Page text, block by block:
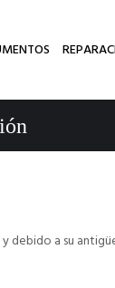
y debido a su